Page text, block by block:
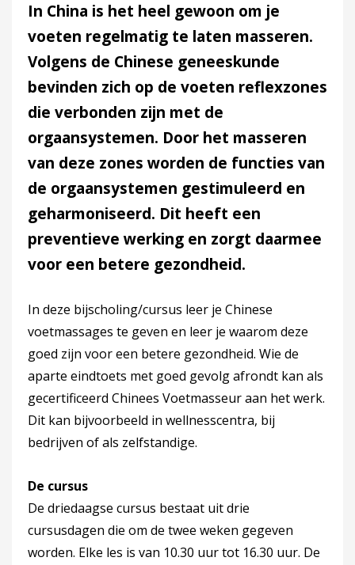
In China is het heel gewoon om je
voeten regelmatig te laten masseren.
Volgens de Chinese geneeskunde
bevinden zich op de voeten reflexzones
die verbonden zijn met de
orgaansystemen. Door het masseren
van deze zones worden de functies van
de orgaansystemen gestimuleerd en
geharmoniseerd. Dit heeft een
preventieve werking en zorgt daarmee
voor een betere gezondheid.
In deze bijscholing/cursus leer je Chinese
voetmassages te geven en leer je waarom deze
goed zijn voor een betere gezondheid. Wie de
aparte eindtoets met goed gevolg afrondt kan als
gecertificeerd Chinees Voetmasseur aan het werk.
Dit kan bijvoorbeeld in wellnesscentra, bij
bedrijven of als zelfstandige.
De cursus
De driedaagse cursus bestaat uit drie
cursusdagen die om de twee weken gegeven
worden. Elke les is van 10.30 uur tot 16.30 uur. De